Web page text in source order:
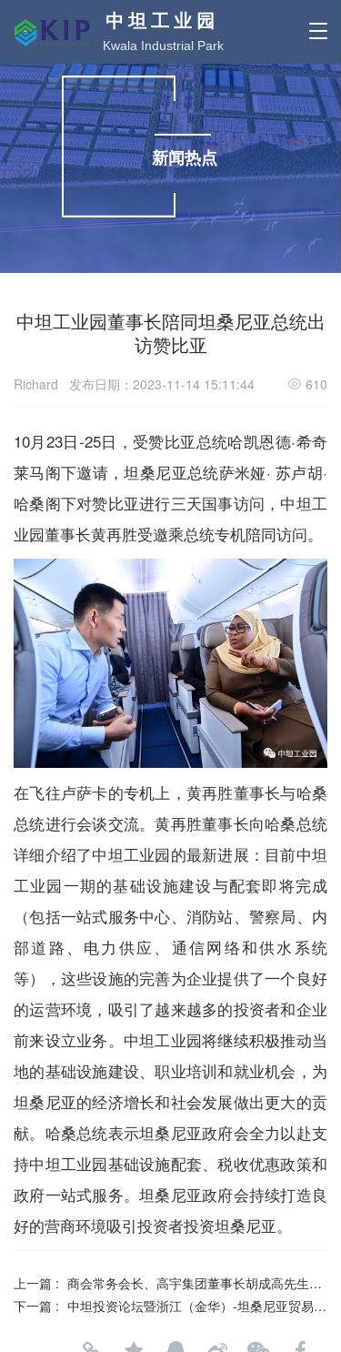
新闻热点
T
g
g
l
e
n
v
g
中 坦 工 业 园
Kwala Industrial Park
中坦工业园董事长陪同坦桑尼亚总统出
访赞比亚
Richard 发布日期：2023-11-14 15:11:44 610
10月23日-25日，受赞比亚总统哈凯恩德·希奇
莱马阁下邀请，坦桑尼亚总统萨米娅· 苏卢胡·
哈桑阁下对赞比亚进行三天国事访问，中坦工
业园董事长黄再胜受邀乘总统专机陪同访问。
在飞往卢萨卡的专机上，黄再胜董事长与哈桑
总统进行会谈交流。黄再胜董事长向哈桑总统
详细介绍了中坦工业园的最新进展：目前中坦
工业园一期的基础设施建设与配套即将完成
（包括一站式服务中心、消防站、警察局、内
部道路、电力供应、通信网络和供水系统
等），这些设施的完善为企业提供了一个良好
的运营环境，吸引了越来越多的投资者和企业
前来设立业务。中坦工业园将继续积极推动当
地的基础设施建设、职业培训和就业机会，为
坦桑尼亚的经济增长和社会发展做出更大的贡
献。哈桑总统表示坦桑尼亚政府会全力以赴支
持中坦工业园基础设施配套、税收优惠政策和
政府一站式服务。坦桑尼亚政府会持续打造良
好的营商环境吸引投资者投资坦桑尼亚。
上一篇 : 商会常务会长、高宇集团董事长胡成高先生专程拜访坦桑尼亚国家投资中心官员
下一篇 : 中坦投资论坛暨浙江（金华）-坦桑尼亚贸易投资推介会在达累斯萨拉姆隆重召开